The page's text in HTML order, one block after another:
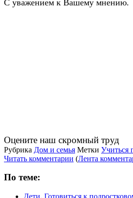
С уважением к Вашему мнению.
Оцените наш скромный труд
Рубрика Дом и семья Метки Учиться
Читать комментарии (Лента
По теме:
Дети. Готовиться к